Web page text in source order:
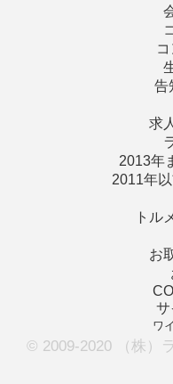
告
求
2013年
2011年
トル
お
サ
ワ
© 2009-2020 （株）